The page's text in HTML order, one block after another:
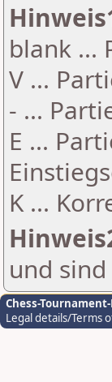
blank ...
V ...
- ...
E ...
K ...
und
Chess-
Legal details/Terms